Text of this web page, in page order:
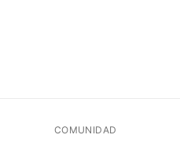
COMUNIDAD